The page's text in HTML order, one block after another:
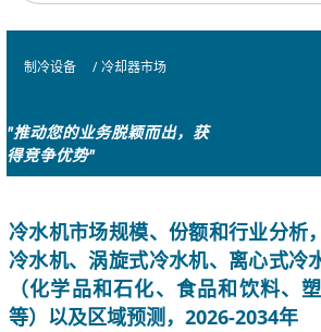
制冷设备 / 冷却器市场
"推动您的业务脱颖而出，获
得竞争优势"
冷水机市场规模、份额和行业分析
冷水机、涡旋式冷水机、离心式冷
（化学品和石化、食品和饮料、
等）以及区域预测，2026-2034年